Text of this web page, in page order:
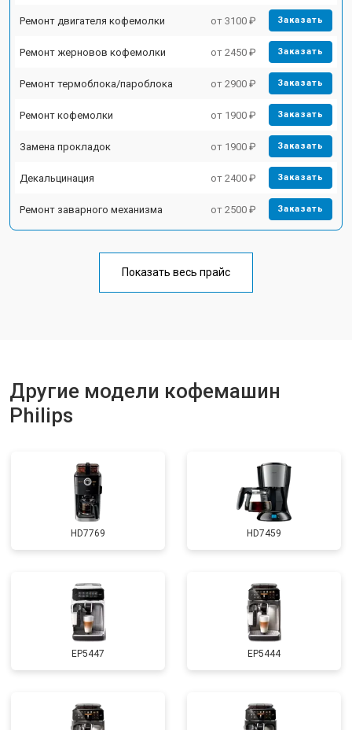
Ремонт двигателя кофемолки от 3100 ₽ Заказать
Ремонт жерновов кофемолки от 2450 ₽ Заказать
Ремонт термоблока/пароблока от 2900 ₽ Заказать
Ремонт кофемолки от 1900 ₽ Заказать
Замена прокладок от 1900 ₽ Заказать
Декальцинация от 2400 ₽ Заказать
Ремонт заварного механизма от 2500 ₽ Заказать
Показать весь прайс
Другие модели кофемашин
Philips
HD7769 HD7459
EP5447 EP5444